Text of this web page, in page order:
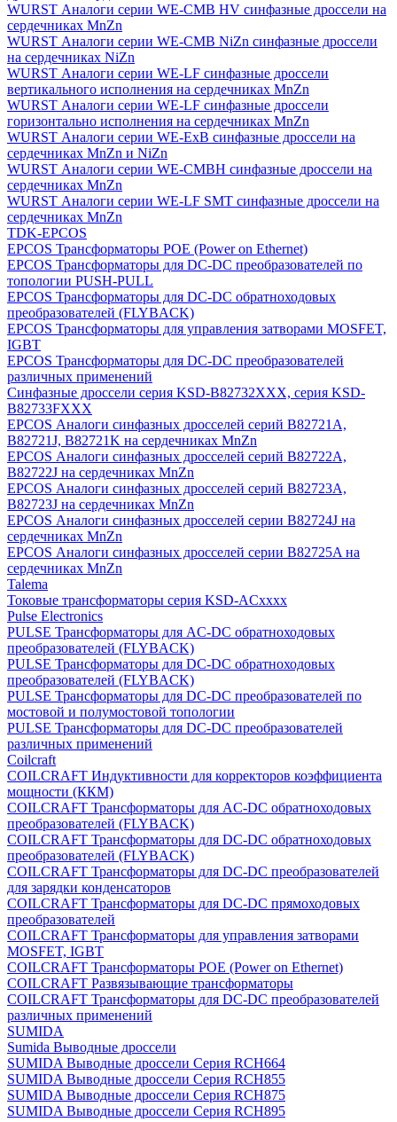
WURST Аналоги серии WE-CMB HV синфазные дроссели на
сердечниках MnZn
WURST Аналоги серии WE-CMB NiZn синфазные дроссели
на сердечниках NiZn
WURST Аналоги серии WE-LF синфазные дроссели
вертикального исполнения на сердечниках MnZn
WURST Аналоги серии WE-LF синфазные дроссели
горизонтально исполнения на сердечниках MnZn
WURST Аналоги серии WE-ExB синфазные дроссели на
сердечниках MnZn и NiZn
WURST Аналоги серии WE-CMBH синфазные дроссели на
сердечниках MnZn
WURST Аналоги серии WE-LF SMT синфазные дроссели на
сердечниках MnZn
TDK-EPCOS
EPCOS Трансформаторы POE (Power on Ethernet)
EPCOS Трансформаторы для DC-DC преобразователей по
топологии PUSH-PULL
EPCOS Трансформаторы для DC-DC обратноходовых
преобразователей (FLYBACK)
EPCOS Трансформаторы для управления затворами MOSFET,
IGBT
EPCOS Трансформаторы для DC-DC преобразователей
различных применений
Синфазные дроссели cерия KSD-B82732ХХХ, серия KSD-
B82733FХХХ
EPCOS Аналоги синфазных дросселей серий B82721A,
B82721J, B82721K на сердечниках MnZn
EPCOS Аналоги синфазных дросселей серий B82722A,
B82722J на сердечниках MnZn
EPCOS Аналоги синфазных дросселей серий B82723A,
B82723J на сердечниках MnZn
EPCOS Аналоги синфазных дросселей серии B82724J на
сердечниках MnZn
EPCOS Аналоги синфазных дросселей серии B82725A на
сердечниках MnZn
Talema
Токовые трансформаторы серия KSD-ACxxxx
Pulse Electronics
PULSE Трансформаторы для AC-DC обратноходовых
преобразователей (FLYBACK)
PULSE Трансформаторы для DC-DC обратноходовых
преобразователей (FLYBACK)
PULSE Трансформаторы для DC-DC преобразователей по
мостовой и полумостовой топологии
PULSE Трансформаторы для DC-DC преобразователей
различных применений
Coilcraft
COILCRAFT Индуктивности для корректоров коэффициента
мощности (ККМ)
COILCRAFT Трансформаторы для AC-DC обратноходовых
преобразователей (FLYBACK)
COILCRAFT Трансформаторы для DC-DC обратноходовых
преобразователей (FLYBACK)
COILCRAFT Трансформаторы для DC-DC преобразователей
для зарядки конденсаторов
COILCRAFT Трансформаторы для DC-DC прямоходовых
преобразователей
COILCRAFT Трансформаторы для управления затворами
MOSFET, IGBT
COILCRAFT Трансформаторы POE (Power on Ethernet)
COILCRAFT Развязывающие трансформаторы
COILCRAFT Трансформаторы для DC-DC преобразователей
различных применений
SUMIDA
Sumida Выводные дроссели
SUMIDA Выводные дроссели Серия RCH664
SUMIDA Выводные дроссели Серия RCH855
SUMIDA Выводные дроссели Серия RCH875
SUMIDA Выводные дроссели Серия RCH895